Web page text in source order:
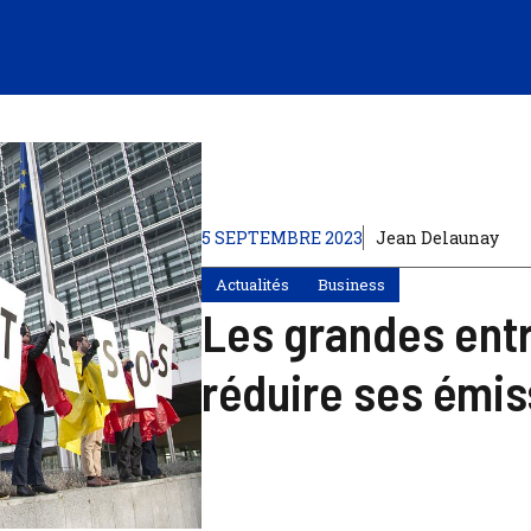
5 SEPTEMBRE 2023 Jean Delaunay
Actualités Business
Les grandes
réduire ses